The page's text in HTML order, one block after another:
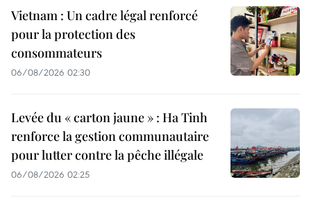
Vietnam : Un cadre légal renforcé
pour la protection des
consommateurs
06/08/2026 02:30
Levée du « carton jaune » : Ha Tinh
renforce la gestion communautaire
pour lutter contre la pêche illégale
06/08/2026 02:25